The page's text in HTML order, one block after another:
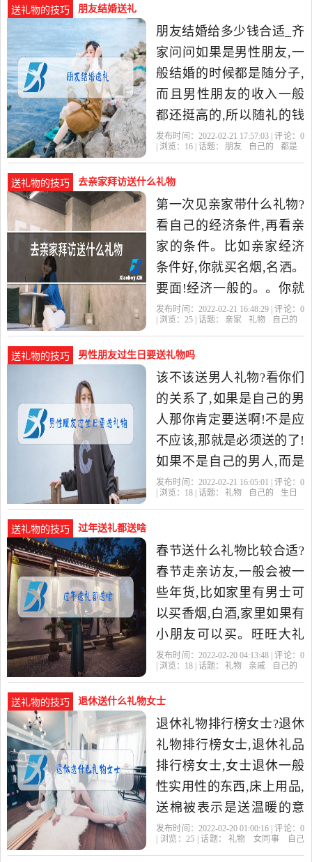
送礼物的技巧 朋友结婚送礼
朋友结婚给多少钱合适_齐
家问问如果是男性朋友,一
般结婚的时候都是随分子,
而且男性朋友的收入一般
都还挺高的,所以随礼的钱
会稍微多一些,随着2000块
发布时间：2022-02-21 17:57:03 | 评论： 0
| 浏览： 16 | 话题： 朋友 自己的 都是
送礼物的技巧 去亲家拜访送什么礼物
第一次见亲家带什么礼物?
看自己的经济条件,再看亲
家的条件。比如亲家经济
条件好,你就买名烟,名洒。
要面!经济一般的。。你就
买中档酒,多买几箱。经济
发布时间：2022-02-21 16:48:29 | 评论： 0
| 浏览： 25 | 话题： 亲家 礼物 自己的
送礼物的技巧 男性朋友过生日要送礼物吗
该不该送男人礼物?看你们
的关系了,如果是自己的男
人那你肯定要送啊!不是应
不应该,那就是必须送的了!
如果不是自己的男人,而是
自己喜欢的人的话,也可以
发布时间：2022-02-21 16:05:01 | 评论： 0
| 浏览： 18 | 话题： 礼物 自己的 生日
送礼物的技巧 过年送礼都送啥
春节送什么礼物比较合适?
春节走亲访友,一般会被一
些年货,比如家里有男士可
以买香烟,白酒,家里如果有
小朋友可以买。旺旺大礼
包,零食礼包。超市里面还
发布时间：2022-02-20 04:13:48 | 评论： 0
| 浏览： 18 | 话题： 礼物 亲戚 自己的
送礼物的技巧 退休送什么礼物女士
退休礼物排行榜女士?退休
礼物排行榜女士,退休礼品
排行榜女士,女士退休一般
性实用性的东西,床上用品,
送棉被表示是送温暖的意
思,送家用的电器,送你炖锅,
发布时间：2022-02-20 01:00:16 | 评论： 0
| 浏览：25 | 话题： 礼物 女同事
自己